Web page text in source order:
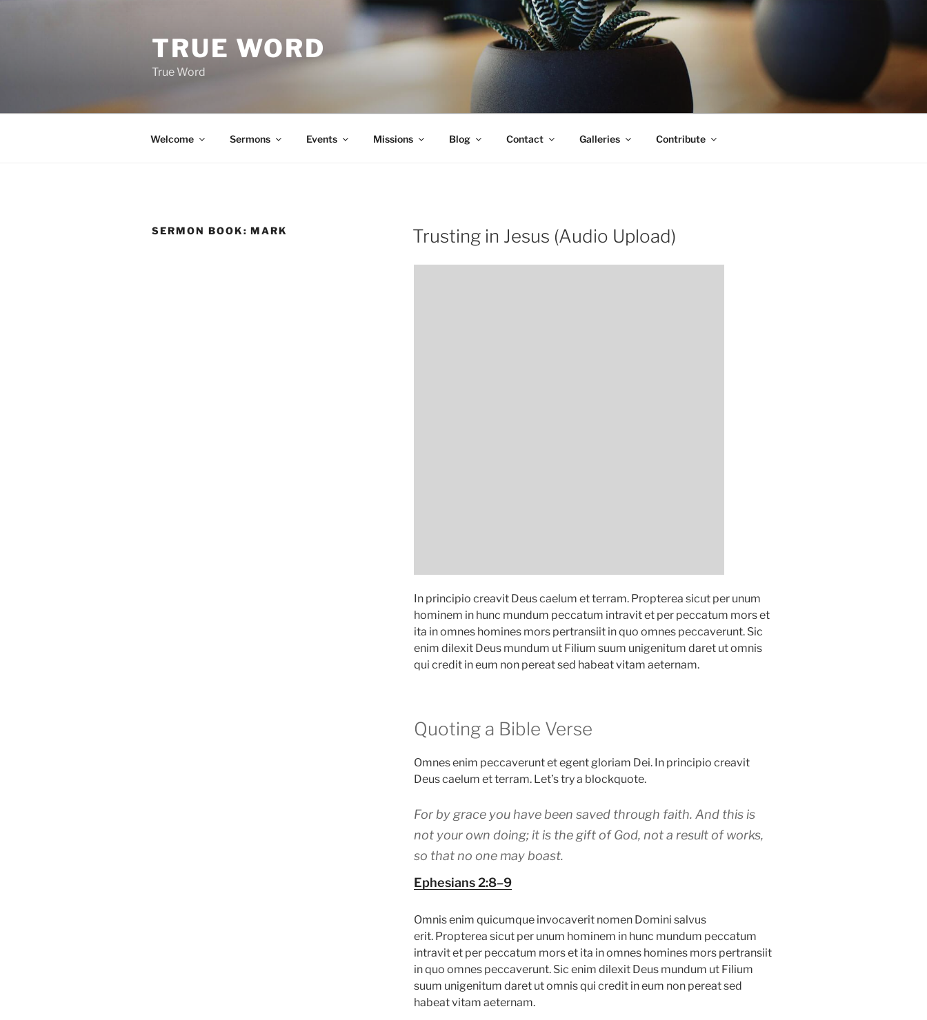
TRUE WORD
True Word
Welcome Sermons Events Missions Blog Contact Galleries Contribute
SERMON BOOK:MARK Trusting in Jesus (Audio Upload)
In principio creavit Deus caelum et terram. Propterea sicut per unum
hominem in hunc mundum peccatum intravit et per peccatum mors et
ita in omnes homines mors pertransiit in quo omnes peccaverunt. Sic
enim dilexit Deus mundum ut Filium suum unigenitum daret ut omnis
qui credit in eum non pereat sed habeat vitam aeternam.
Quoting a Bible Verse
Omnes enim peccaverunt et egent gloriam Dei. In principio creavit
Deus caelum et terram. Let’s try a blockquote.
For by grace you have been saved through faith. And this is
not your own doing; it is the gift of God, not a result of works,
so that no one may boast.
Ephesians 2:8–9
Omnis enim quicumque invocaverit nomen Domini salvus
erit. Propterea sicut per unum hominem in hunc mundum peccatum
intravit et per peccatum mors et ita in omnes homines mors pertransiit
in quo omnes peccaverunt. Sic enim dilexit Deus mundum ut Filium
suum unigenitum daret ut omnis qui credit in eum non pereat sed
habeat vitam aeternam.